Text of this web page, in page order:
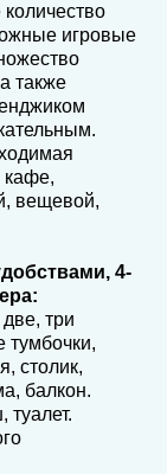
игровые
также
кафе,
вещевой,
4-
три
тумбочки,
столик,
балкон.